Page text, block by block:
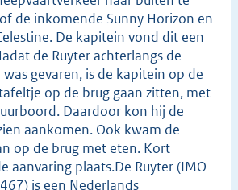
de inkomende Sunny Horizon en
De kapitein vond dit een
de Ruyter achterlangs de
gevaren, is de kapitein op de
op de brug gaan zitten, met
Daardoor kon hij de
aankomen. Ook kwam de
op de brug met eten. Kort
aanvaring plaats.De Ruyter (IMO
is een Nederlands